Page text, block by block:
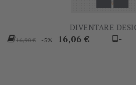
DIVENTARE
Prezzo
16,90 € -5% Prezzo
16,06 € -